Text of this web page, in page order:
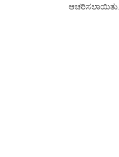
ಆಚರಿಸಲಾಯಿತು.